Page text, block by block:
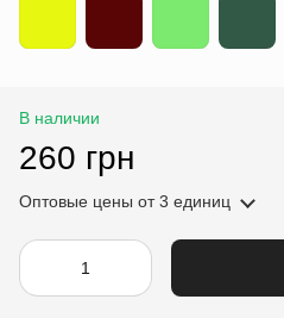
В наличии
260 грн
Оптовые цены от 3 единиц